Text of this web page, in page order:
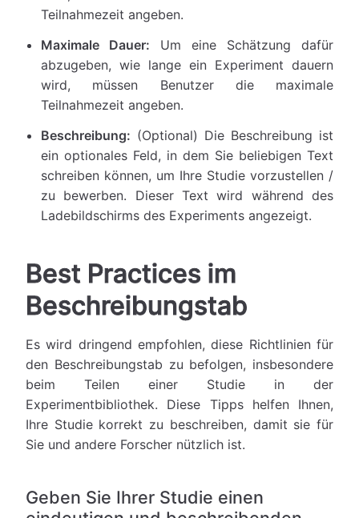
Teilnahmezeit angeben.
Maximale Dauer: Um eine Schätzung dafür
abzugeben, wie lange ein Experiment dauern
wird, müssen Benutzer die maximale
Teilnahmezeit angeben.
Beschreibung: (Optional) Die Beschreibung ist
ein optionales Feld, in dem Sie beliebigen Text
schreiben können, um Ihre Studie vorzustellen /
zu bewerben. Dieser Text wird während des
Ladebildschirms des Experiments angezeigt.
Best Practices im
Beschreibungstab
Es wird dringend empfohlen, diese Richtlinien für
den Beschreibungstab zu befolgen, insbesondere
beim Teilen einer Studie in der
Experimentbibliothek. Diese Tipps helfen Ihnen,
Ihre Studie korrekt zu beschreiben, damit sie für
Sie und andere Forscher nützlich ist.
Geben Sie Ihrer Studie einen